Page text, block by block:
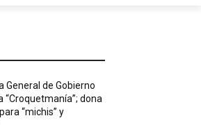
General de Gobierno
“Croquetmanía”; dona
“michis” y